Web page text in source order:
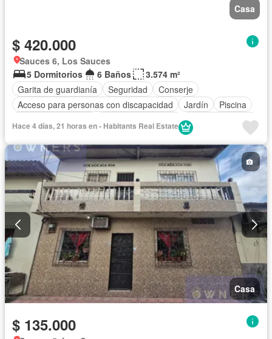
Casa
$ 420.000
Sauces 6, Los Sauces
5 Dormitorios
6 Baños
3.574 m²
Garita de guardianía
Seguridad
Conserje
Acceso para personas con discapacidad
Jardín
Piscina
Estacionamiento
Internet
Alarma
Balcón
Vista panorámica Agua
Patio
Área para niños
Parrilla Cuarto de servicio
Gimnasio
Sin amoblar
Hace 4 días, 21 horas en - Habitants Real Estate
Casa
$ 135.000